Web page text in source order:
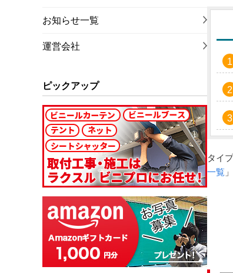
タイ
一覧
お知らせ一覧
運営会社
ピックアップ